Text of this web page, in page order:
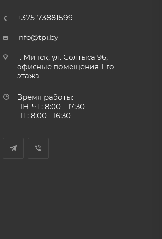
+375173881599
info@tpi.by
г. Минск, ул. Солтыса 96,
офисные помещения 1-го
этажа
Время работы:
ПН-ЧТ: 8:00 - 17:30
ПТ: 8:00 - 16:30